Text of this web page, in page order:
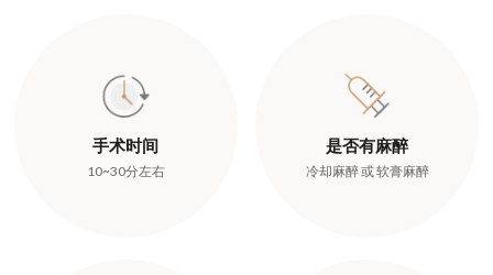
手术时间
10~30分左右
是否有麻醉
冷却麻醉 或 软膏麻醉